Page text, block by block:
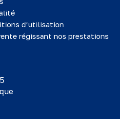
d’utilisation
régissant nos prestations